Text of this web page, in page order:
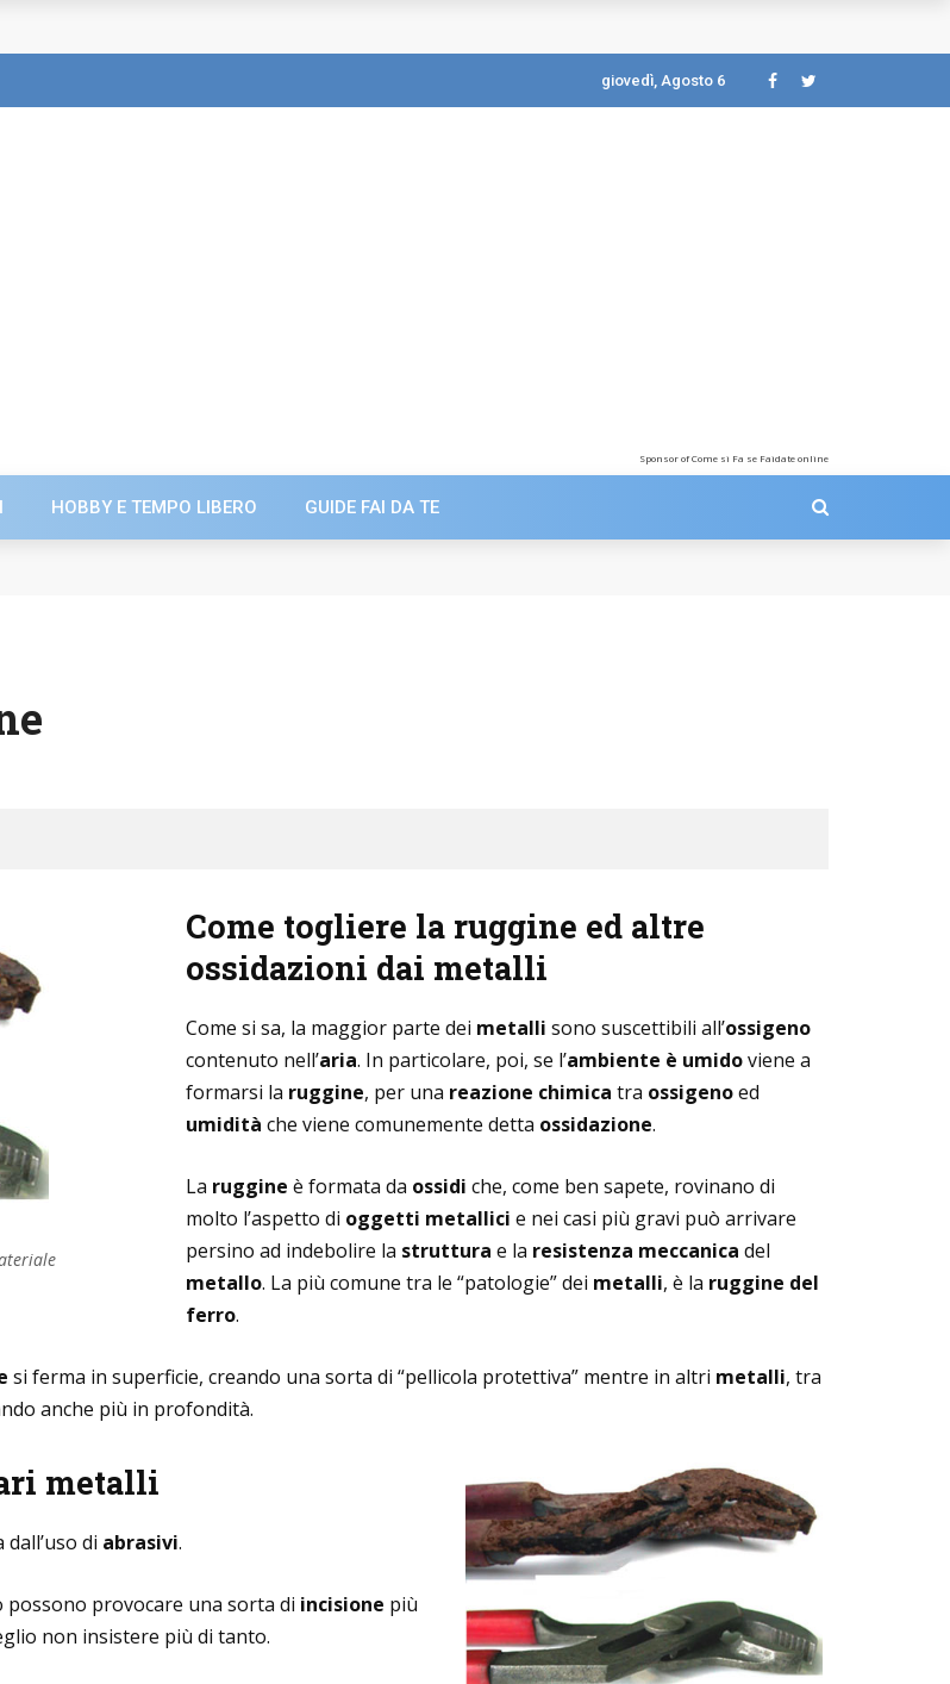
giovedì, Agosto 6
Sponsor of Come si Fa se Faidate online
HOBBY E TEMPO LIBERO GUIDE FAI DA TE
Come togliere la ruggine ed altre
ossidazioni dai metalli
Come si sa, la maggior parte dei metalli sono suscettibili all’ossigeno
contenuto nell’aria. In particolare, poi, se l’ambiente è umidoviene a
formarsi la ruggine, per una reazione chimica tra ossigenoed
umidità che viene comunemente detta ossidazione.
La ruggine è formata da ossidi che, come ben sapete, rovinano di
molto l’aspetto di oggetti metallici e nei casi più gravi può arrivare
persino ad indebolire la struttura e la resistenza meccanica del
metallo. La più comune tra le “patologie” dei metalli, è la ruggine del
ferro.
si ferma in superficie, creando una sorta di “pellicola protettiva” mentre in altri metalli, tra
anche più in profondità.
metalli
di abrasivi.
possono provocare una sorta di incisione più
non insistere più di tanto.